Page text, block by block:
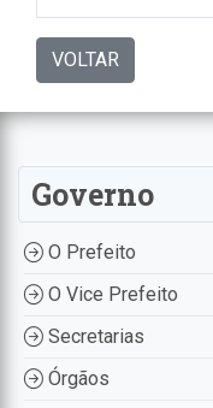
VOLTAR
Governo
O Prefeito
O Vice Prefeito
Secretarias
Órgãos